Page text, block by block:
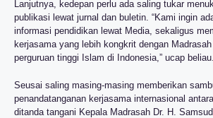
Lanjutnya, kedepan perlu ada saling tukar
publikasi lewat jurnal dan buletin. “Kami ingin
informasi pendidikan lewat Media, sekaligus
kerjasama yang lebih kongkrit dengan
perguruan tinggi Islam di Indonesia,” ucap beliau.
Seusai saling masing-masing memberikan
penandatanganan kerjasama internasional
ditanda tangani Kepala Madrasah Dr. H.